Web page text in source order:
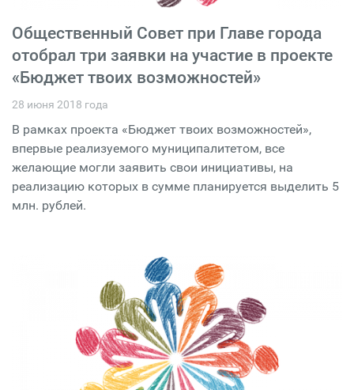
Общественный Совет при Главе города
отобрал три заявки на участие в проекте
«Бюджет твоих возможностей»
28 июня 2018 года
В рамках проекта «Бюджет твоих возможностей»,
впервые реализуемого муниципалитетом, все
желающие могли заявить свои инициативы, на
реализацию которых в сумме планируется выделить 5
млн. рублей.